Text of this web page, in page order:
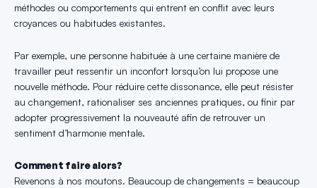
méthodes ou comportements qui entrent en conflit avec leurs
croyances ou habitudes existantes.
Par exemple, une personne habituée à une certaine manière de
travailler peut ressentir un inconfort lorsqu’on lui propose une
nouvelle méthode. Pour réduire cette dissonance, elle peut résister
au changement, rationaliser ses anciennes pratiques, ou finir par
adopter progressivement la nouveauté afin de retrouver un
sentiment d’harmonie mentale.
Comment faire alors?
Revenons à nos moutons. Beaucoup de changements = beaucoup